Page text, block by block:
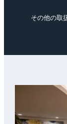
その他の取